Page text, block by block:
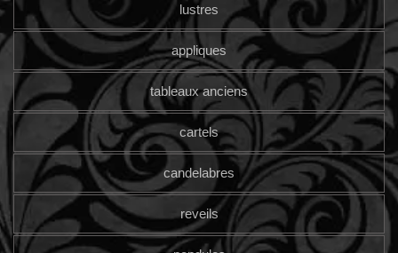
lustres
appliques
tableaux anciens
cartels
candelabres
reveils